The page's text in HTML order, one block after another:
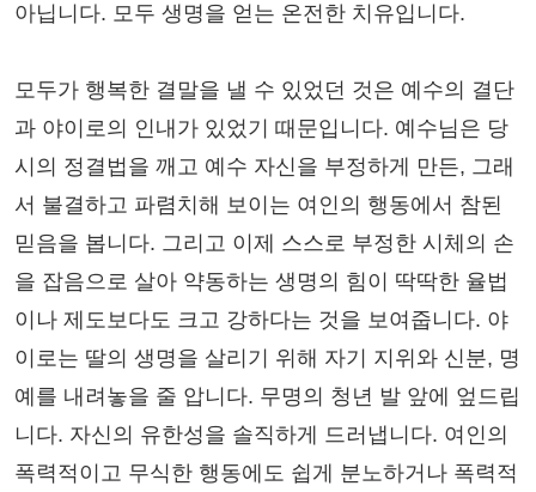
아닙니다. 모두 생명을 얻는 온전한 치유입니다.
모두가 행복한 결말을 낼 수 있었던 것은 예수의 결단
과 야이로의 인내가 있었기 때문입니다. 예수님은 당
시의 정결법을 깨고 예수 자신을 부정하게 만든, 그래
서 불결하고 파렴치해 보이는 여인의 행동에서 참된
믿음을 봅니다. 그리고 이제 스스로 부정한 시체의 손
을 잡음으로 살아 약동하는 생명의 힘이 딱딱한 율법
이나 제도보다도 크고 강하다는 것을 보여줍니다. 야
이로는 딸의 생명을 살리기 위해 자기 지위와 신분, 명
예를 내려놓을 줄 압니다. 무명의 청년 발 앞에 엎드립
니다. 자신의 유한성을 솔직하게 드러냅니다. 여인의
폭력적이고 무식한 행동에도 쉽게 분노하거나 폭력적